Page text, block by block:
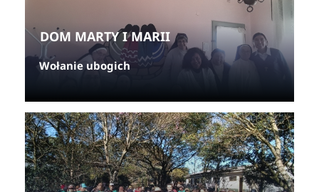
DOM MARTY I MARII
Wołanie ubogich